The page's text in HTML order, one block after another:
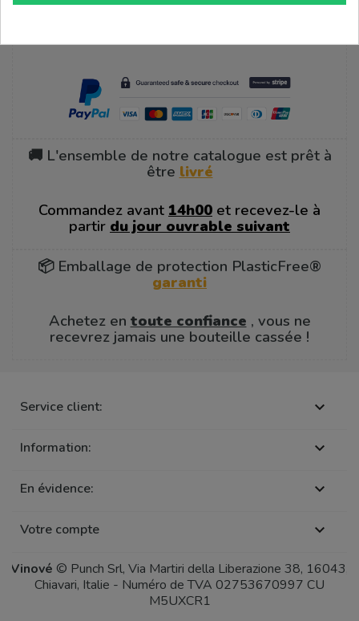
🚚 L'ensemble de notre catalogue est prêt à
être livré
Commandez avant 14h00 et recevez-le à
partir du jour ouvrable suivant
📦 Emballage de protection PlasticFree®
garanti
Achetez en toute confiance , vous ne
recevrez jamais une bouteille cassée !
Service client: 
Information: 
En évidence: 
Votre compte 
Vinové © Punch Srl, Via Martiri della Liberazione 38, 16043,
Chiavari, Italie - Numéro de TVA 02753670997 CU
M5UXCR1